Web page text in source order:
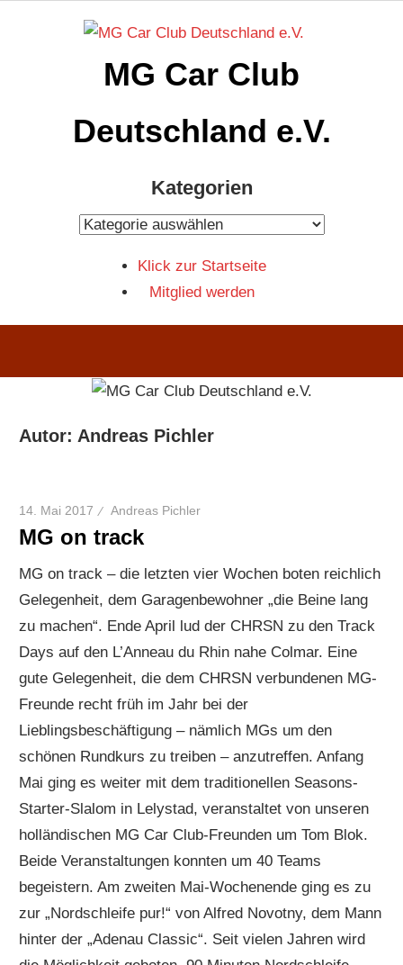
MG Car Club
Deutschland e.V.
Kategorien
Kategorien
Klick zur Startseite
Mitglied werden
Autor: Andreas Pichler
14. Mai 2017 Andreas Pichler
MG on track
MG on track – die letzten vier Wochen boten reichlich
Gelegenheit, dem Garagenbewohner „die Beine lang
zu machen“. Ende April lud der CHRSN zu den Track
Days auf den L’Anneau du Rhin nahe Colmar. Eine
gute Gelegenheit, die dem CHRSN verbundenen MG-
Freunde recht früh im Jahr bei der
Lieblingsbeschäftigung – nämlich MGs um den
schönen Rundkurs zu treiben – anzutreffen. Anfang
Mai ging es weiter mit dem traditionellen Seasons-
Starter-Slalom in Lelystad, veranstaltet von unseren
holländischen MG Car Club-Freunden um Tom Blok.
Beide Veranstaltungen konnten um 40 Teams
begeistern. Am zweiten Mai-Wochenende ging es zu
zur „Nordschleife pur!“ von Alfred Novotny, dem Mann
hinter der „Adenau Classic“. Seit vielen Jahren wird